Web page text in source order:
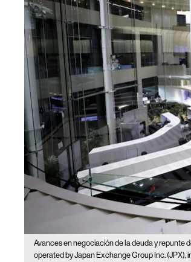
Avances en negociación de la deuda y repunte
operated by Japan Exchange Group Inc. (JPX),